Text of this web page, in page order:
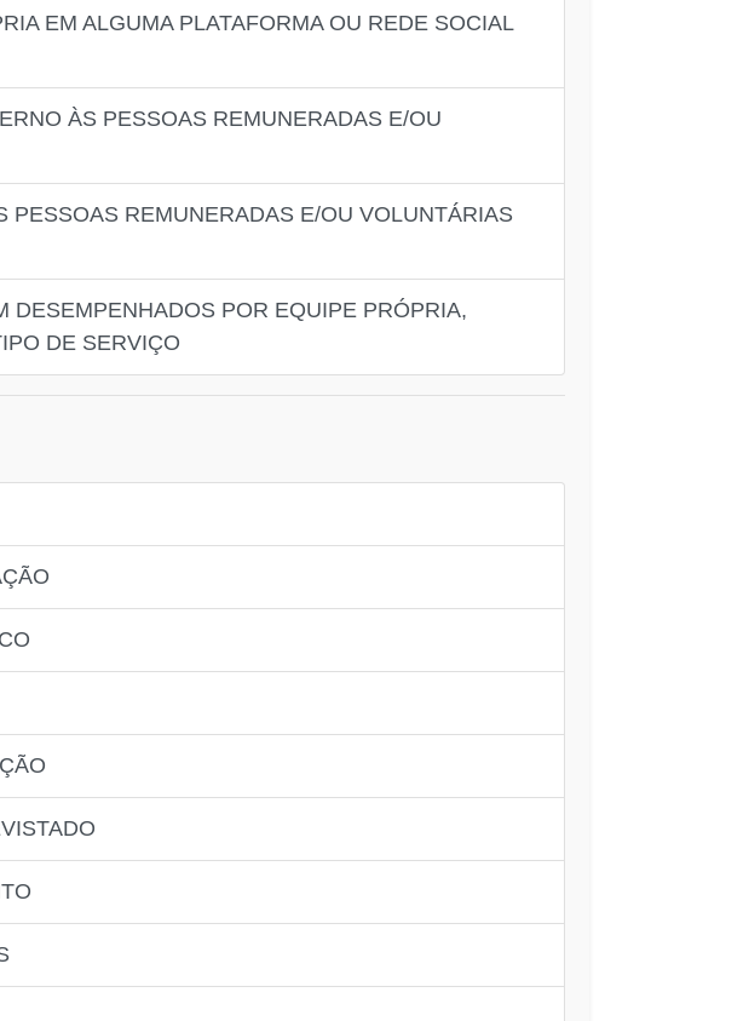
EM ALGUMA PLATAFORMA OU REDE SOCIAL
ÀS PESSOAS REMUNERADAS E/OU
REMUNERADAS E/OU VOLUNTÁRIAS
DESEMPENHADOS POR EQUIPE PRÓPRIA,
DE SERVIÇO